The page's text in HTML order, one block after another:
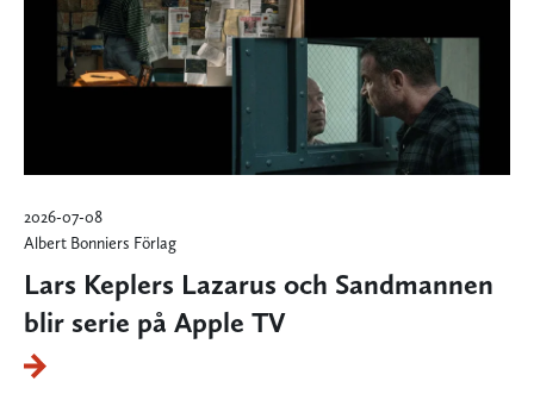
2026-07-08
Albert Bonniers Förlag
Lars Keplers Lazarus och Sandmannen
blir serie på Apple TV